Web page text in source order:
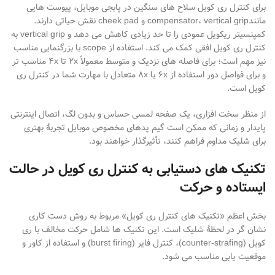
برای کنترل ری کویل سلاح های سنگین در پابجی موبایل، پیوست هایی
مانند
compensator، vertical grip و
نقش حیاتی دارند.
کمپنسیتر ریکویل عمودی را تا حد زیادی کاهش می دهد و
به
کنترل ری کویل افقی کمک می کند. استفاده از
با بزرگنمایی مناسب
نیز مهم است؛ برای فاصله های نزدیک و متوسط معمولاً 2x تا 4 x مناسب تر
و برای فواصل دور استفاده از 6 x یا 8 x متعادل با مهارت شما در کنترل ری
کویل است.
از منظر سختافزاری، یک صفحه لمسی حساس و بدون لگ، اتصال اینترنتی
پایدار و زمانی که ممکن است گیم پدهای مخصوص موبایل تجربهٔ بهتری
برای شلیک مداوم فراهم کنند، تأثیرگذار خواهند بود.
تکنیک های دستیابی به کنترل ری کویل در حالت
ایستاده و حرکت
بخش اعظم «تکنیک های کنترل ری کویل» مربوط به روش دست کاری
نشان گر در لحظهٔ شلیک است. این تکنیک ها شامل حرکت مخالف با ری
کویل (counter-strafing) ، کنترل فایر (burst firing)
و استفاده از کاور و
موقعیت یابی مناسب میشود.